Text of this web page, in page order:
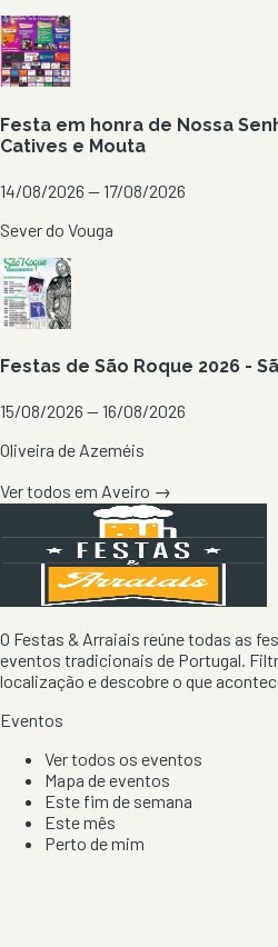
Festa em honra de Nossa
Catives e Mouta
14/08/2026 — 17/08/2026
Sever do Vouga
Festas de São Roque 2026 -
15/08/2026 — 16/08/2026
Oliveira de Azeméis
Ver todos em Aveiro →
O Festas & Arraiais reúne todas as
eventos tradicionais de Portugal.
localização e descobre o que
Eventos
Ver todos os eventos
Mapa de eventos
Este fim de semana
Este mês
Perto de mim